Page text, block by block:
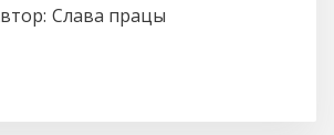
Слава працы